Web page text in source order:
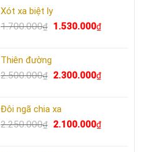
5 sao
là:
1.700.000₫.là:
Xót xa biệt ly
1.700.000₫
Giá
1.530.000₫Giá
1.530.000₫.
Thiên đường
2.500.000₫
Giá
2.500.000₫.
2.300.000₫Giá
2.300.000₫.
Đôi ngã chia xa
2.250.000₫
Giá
2.100.000₫Giá